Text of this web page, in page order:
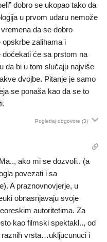
dobro se ukopao tako da
u prvom udaru nemože
da se dobro
opskrbe zalihama i
će sa prstom na
da bi u tom slučaju najviše
dvojbe. Pitanje je samo
se ponaša kao da se to
Pogledaj odgovore (3)
ako mi se dozvoli.. (a
povezati i sa
A praznovnovjerje, u
obnasnjavaju svoje
autoritetima. Za
kao filmski spektakl.., od
raznih vrsta…ukljucunuci i